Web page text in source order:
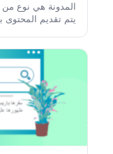
المدونة هي نوع
يتم تقديم